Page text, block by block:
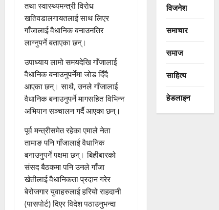
तथा स्वास्थ्यमन्त्री विरोध
खतिवडालगायतलाई साथ लिएर
गाँजालाई वैधानिक बनाउनतिर
लाग्नुपर्ने बताएका छन्।
उपाध्याय लामो समयदेखि गाँजालाई
वैधानिक बनाउनुपर्नेमा जोड दिँदै
आएका छन्। साथै, उनले गाँजालाई
वैधानिक बनाउनुपर्ने मागसहित विभिन्न
अभियान सञ्चालन गर्दै आएका छन्।
पूर्व मन्त्रीसमेत रहेका एमाले नेता
तामाङ पनि गाँजालाई वैधानिक
बनाउनुपर्ने पक्षमा छन्। बिहीबारको
संसद बैठकमा पनि उनले गाँजा
खेतीलाई वैधानिकता प्रदान गरेर
बेरोजगार युवाहरुलाई हरियो राहदानी
(पासपोर्ट) दिएर विदेश पठाउनुभन्दा
विजनेश
समाचार
समाज
साहित्य
हेडलाइन